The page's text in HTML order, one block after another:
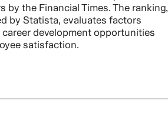
by the Financial Times. The ranking,
by Statista, evaluates factors
development opportunities
satisfaction.